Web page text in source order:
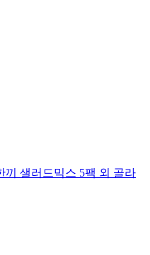
끼 샐러드믹스 5팩 외 골라